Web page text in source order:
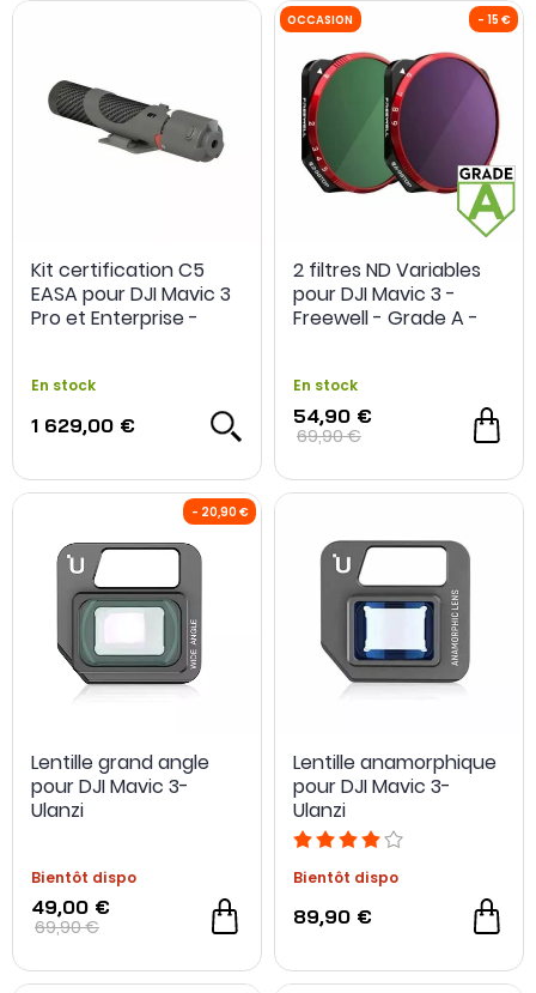
Kit certification C5
EASA pour DJI Mavic 3
Pro et Enterprise -
En stock
1 629,00 €
2 filtres ND Variables
pour DJI Mavic 3 -
Freewell - Grade A -
En stock
54,90 €
69,90 €
Lentille grand angle
pour DJI Mavic 3-
Ulanzi
Bientôt dispo
49,00 €
69,90 €
Lentille anamorphique
pour DJI Mavic 3-
Ulanzi
Bientôt dispo
89,90 €